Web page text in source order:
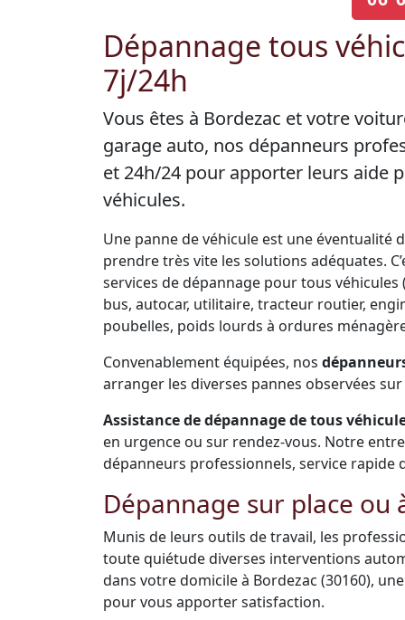
Dépannage tous
7j/24h
Vous êtes à Bordezac et votre
garage auto, nos dépanneurs
et 24h/24 pour apporter leurs aide
véhicules.
Une panne de véhicule est une éventualité
prendre très vite les solutions adéquates.
services de dépannage pour tous véhicules
bus, autocar, utilitaire, tracteur routier,
poubelles, poids lourds à ordures
Convenablement équipées, nos
arranger les diverses pannes observées
Assistance de dépannage de tous
en urgence ou sur rendez-vous. Notre
dépanneurs professionnels, service rapide
Dépannage sur place ou
Munis de leurs outils de travail, les
toute quiétude diverses interventions
dans votre domicile à Bordezac (30160),
pour vous apporter satisfaction.